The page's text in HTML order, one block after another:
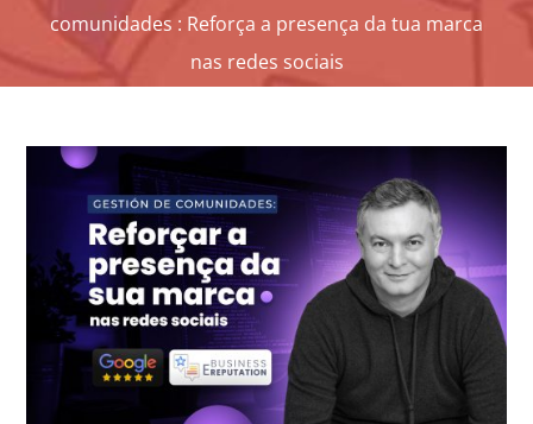
NEWS
SOBRE
CAIXA
A MINHA CONTA
SEARCH
FOR:
Português
comunidades : Reforça a presença da tua marca
nas redes sociais